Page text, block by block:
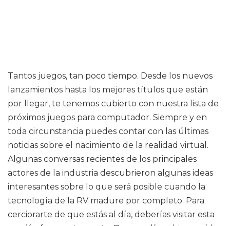
Tantos juegos, tan poco tiempo. Desde los nuevos
lanzamientos hasta los mejores títulos que están
por llegar, te tenemos cubierto con nuestra lista de
próximos juegos para computador. Siempre y en
toda circunstancia puedes contar con las últimas
noticias sobre el nacimiento de la realidad virtual.
Algunas conversas recientes de los principales
actores de la industria descubrieron algunas ideas
interesantes sobre lo que será posible cuando la
tecnología de la RV madure por completo. Para
cerciorarte de que estás al día, deberías visitar esta